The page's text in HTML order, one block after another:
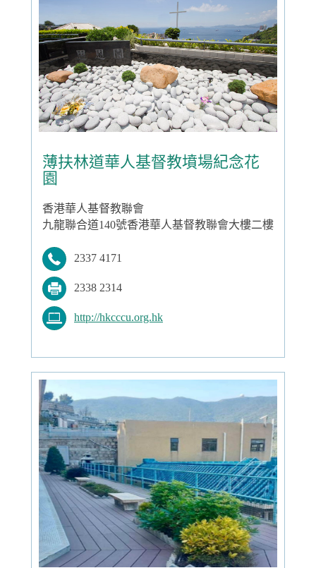
薄扶林道華人基督教墳場紀念花
園
香港華人基督教聯會
九龍聯合道140號香港華人基督教聯會大樓二樓
2337 4171
2338 2314
http://hkcccu.org.hk